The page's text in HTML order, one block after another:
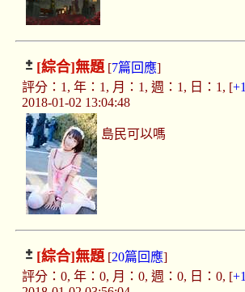
[綜合]無題[7篇回應]
評分：1, 年：1, 月：1, 週：1, 日：1, [+1
2018-01-02 13:04:48
島民可以嗎
[綜合]無題[20篇回應]
評分：0, 年：0, 月：0, 週：0, 日：0, [+1